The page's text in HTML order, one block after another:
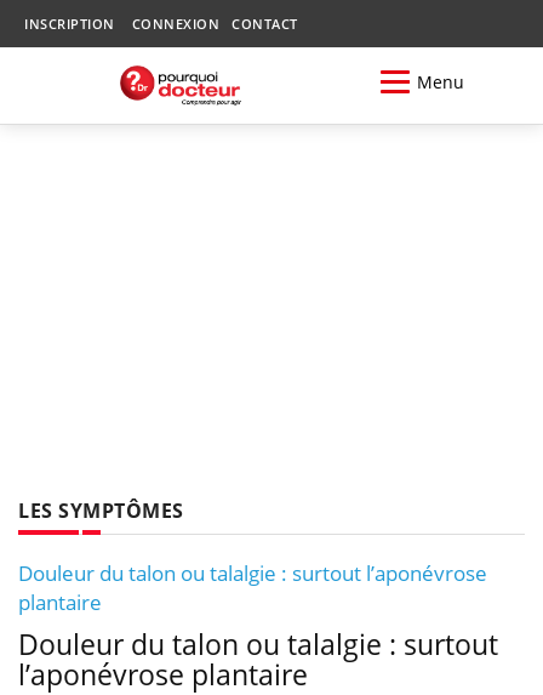
INSCRIPTION CONNEXION CONTACT
Menu
LES SYMPTÔMES
Douleur du talon ou talalgie : surtout l’aponévrose
plantaire
Douleur du talon ou talalgie : surtout
l’aponévrose plantaire